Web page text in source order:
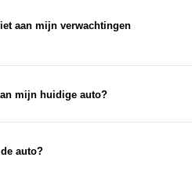
inplannen.
en afleverpakketten
geniet van je nieuwe
aan mijn verwachtingen
klanttevredenheid en
mijn huidige auto?
Hiervoor kun je
auto?